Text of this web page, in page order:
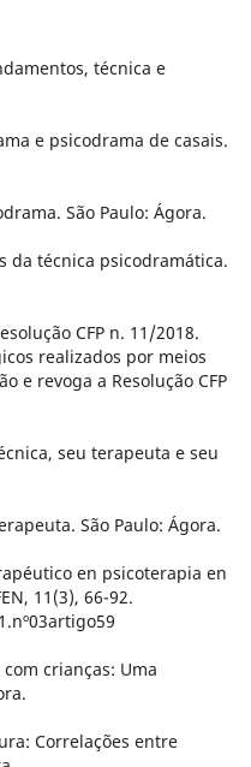
técnica e
e psicodrama de casais.
São Paulo: Ágora.
da técnica psicodramática.
CFP n. 11/2018.
realizados por meios
e revoga a Resolução CFP
seu terapeuta e seu
São Paulo: Ágora.
en psicoterapia en
11(3), 66-92.
crianças: Uma
Correlações entre